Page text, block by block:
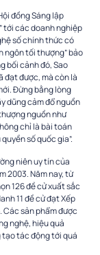
đồng Sáng lập
tới các doanh nghiệp
số chính thức có
ngôn tối thượng” bảo
bối cảnh đó, Sao
đạt được, mà còn là
Đừng bằng lòng
dũng cảm đổ nguồn
nguồn như
chỉ là bài toán
số quốc gia”.
niên uy tín của
2003. Năm nay, từ
126 đề cử xuất sắc
11 đề cử đạt Xếp
Các sản phẩm được
nghệ, hiệu quả
tác động tới quá